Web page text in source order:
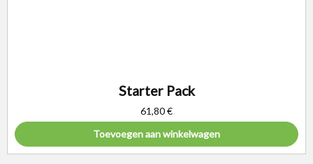
Starter Pack
61,80€
Toevoegen aan winkelwagen